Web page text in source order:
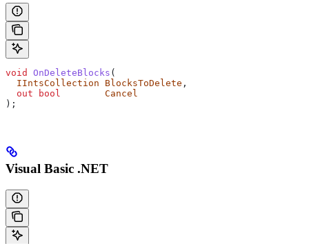
void OnDeleteBlocks (
  IIntsCollection
BlocksToDelete ,
  out
bool
        Cancel
);
Visual Basic .NET